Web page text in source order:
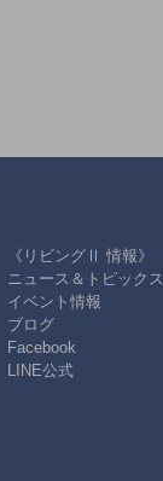
《リビングⅡ 情報》
ニュース＆トピックス
イベント情報
ブログ
Facebook
LINE公式